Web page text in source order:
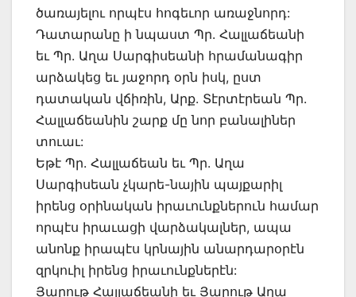
ծառայելու որպէս հոգեւոր առաջնորդ:
Դատարանը ի նպաստ Պր. Հալլաճեանի
եւ Պր. Աղա Սարգիսեանի հրամանագիր
արձակեց եւ յաջորդ օրն իսկ, ըստ
դատական վճիռին, Արք. Տէրտէրեան Պր.
Հալլաճեանին շարք մը նոր բանալիներ
տուաւ:
Եթէ Պր. Հալլաճեան եւ Պր. Աղա
Սարգիսեան չկարե-նային պայքարիլ
իրենց օրինական իրաւունքներուն համար
որպէս իրաւացի վարձակալներ, ապա
անոնք իրապէս կրնային անարդարօրէն
զրկուիլ իրենց իրաւունքներէն:
Յարութ Հալլաճեանի եւ Յարութ Աղա